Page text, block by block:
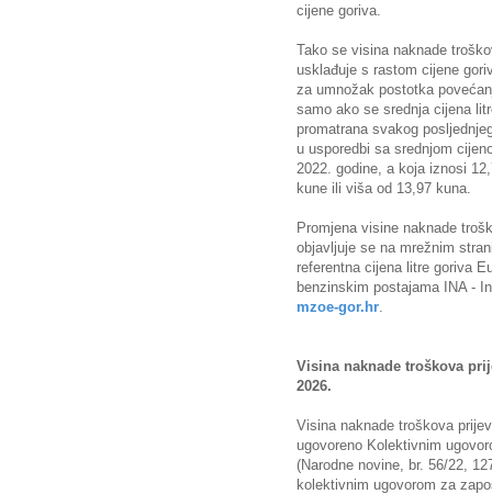
cijene goriva.
Tako se visina naknade
usklađuje s rastom cijene
za umnožak postotka
samo ako se srednja cijena
promatrana svakog
u usporedbi sa srednjom
2022. godine, a koja iznosi
kune ili viša od 13,97 kuna.
Promjena visine naknade
objavljuje se na mrežnim
referentna cijena litre goriva
benzinskim postajama INA -
mzoe-gor.hr.
Visina naknade troškova
2026.
Visina naknade troškova
ugovoreno Kolektivnim
(Narodne novine, br. 56/22,
kolektivnim ugovorom za